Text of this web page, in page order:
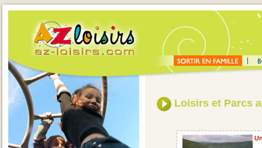
Loisirs et Parcs